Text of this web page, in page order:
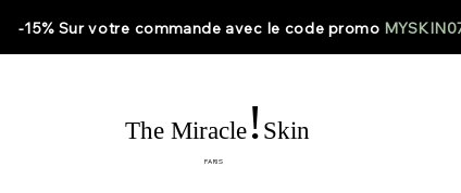
-15% Sur votre commande avec le code promo
The Miracle ! Skin
PARIS